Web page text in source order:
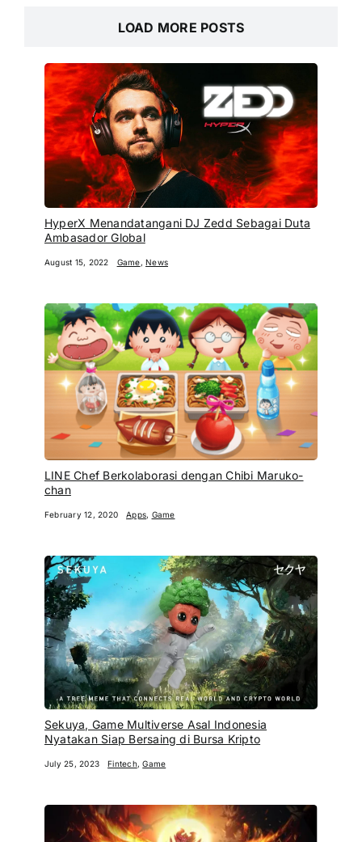
LOAD MORE POSTS
HyperX Menandatangani DJ Zedd Sebagai Duta
Ambasador Global
August 15, 2022 Game,News
LINE Chef Berkolaborasi dengan Chibi Maruko-
chan
February 12, 2020 Apps, Game
Sekuya, Game Multiverse Asal Indonesia
Nyatakan Siap Bersaing di Bursa Kripto
July 25, 2023 Fintech,Game